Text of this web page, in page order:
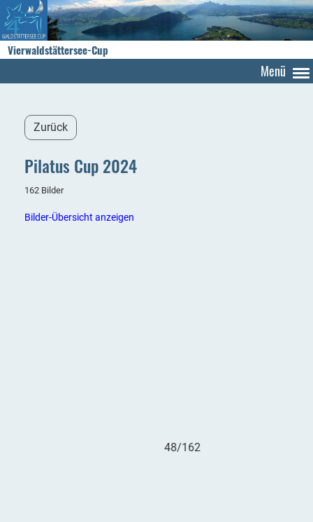
Vierwaldstättersee-Cup
Menü
Zurück
Pilatus Cup 2024
162 Bilder
Bilder-Übersicht anzeigen